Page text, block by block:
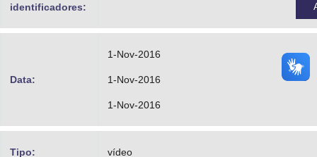
identificadores:
Data:
1-Nov-2016
1-Nov-2016
1-Nov-2016
Tipo: vídeo